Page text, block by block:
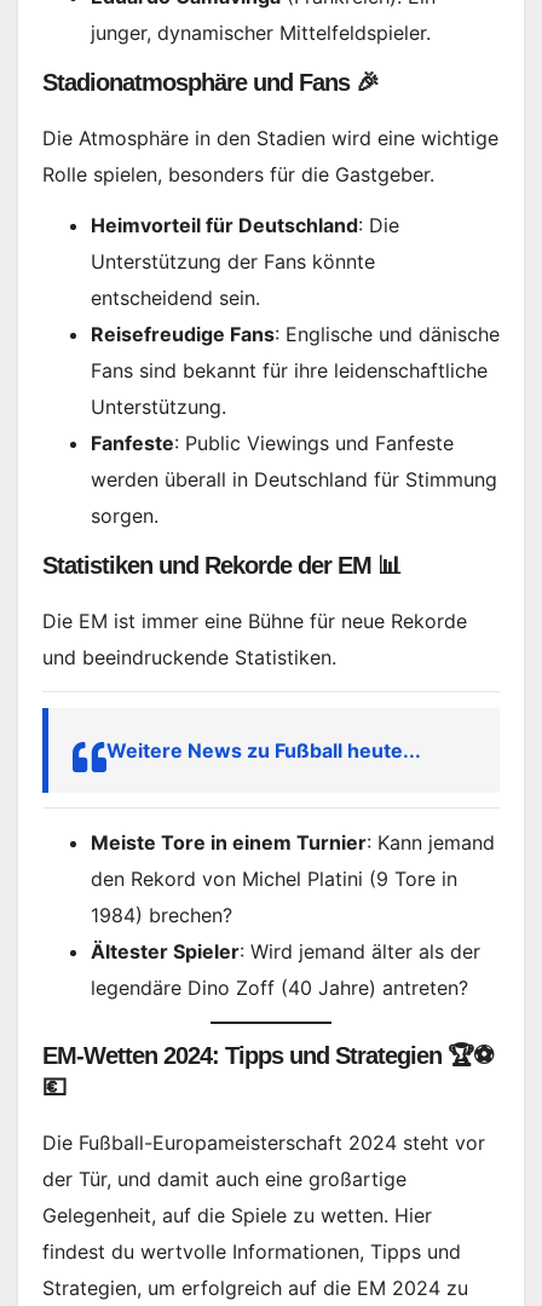
junger, dynamischer Mittelfeldspieler.
Stadionatmosphäre und Fans 🎉
Die Atmosphäre in den Stadien wird eine wichtige
Rolle spielen, besonders für die Gastgeber.
Heimvorteil für Deutschland: Die
Unterstützung der Fans könnte
entscheidend sein.
Reisefreudige Fans: Englische und dänische
Fans sind bekannt für ihre leidenschaftliche
Unterstützung.
Fanfeste: Public Viewings und Fanfeste
werden überall in Deutschland für Stimmung
sorgen.
Statistiken und Rekorde der EM 📊
Die EM ist immer eine Bühne für neue Rekorde
und beeindruckende Statistiken.
Weitere News zu Fußball heute...
Meiste Tore in einem Turnier: Kann jemand
den Rekord von Michel Platini (9 Tore in
1984) brechen?
Ältester Spieler: Wird jemand älter als der
legendäre Dino Zoff (40 Jahre) antreten?
EM-Wetten 2024: Tipps und Strategien 🏆⚽
💶
Die Fußball-Europameisterschaft 2024 steht vor
der Tür, und damit auch eine großartige
Gelegenheit, auf die Spiele zu wetten. Hier
findest du wertvolle Informationen, Tipps und
Strategien, um erfolgreich auf die EM 2024 zu